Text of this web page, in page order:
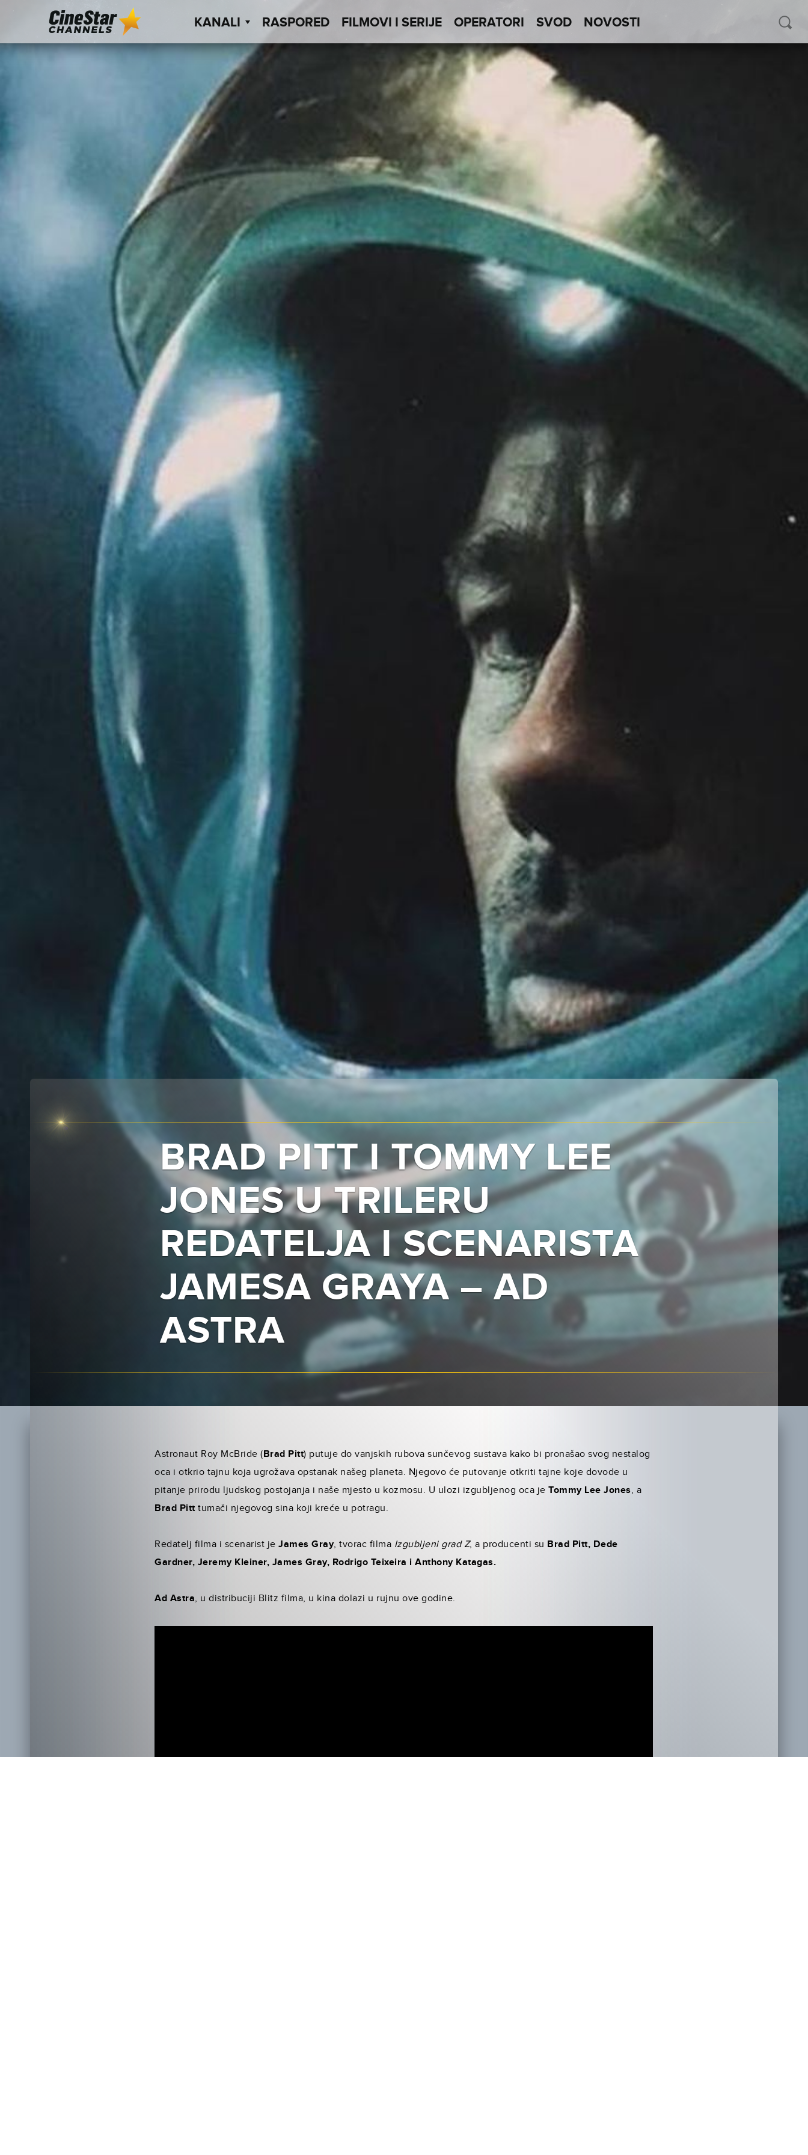
KANALI RASPORED FILMOVI I SERIJE OPERATORI SVOD NOVOSTI
BRAD PITT I TOMMY LEE
JONES U TRILERU
REDATELJA I SCENARISTA
JAMESA GRAYA – AD
ASTRA
Astronaut Roy McBride (Brad Pitt) putuje do vanjskih rubova sunčevog sustava kako bi pronašao svog nestalog
oca i otkrio tajnu koja ugrožava opstanak našeg planeta. Njegovo će putovanje otkriti tajne koje dovode u
pitanje prirodu ljudskog postojanja i naše mjesto u kozmosu. U ulozi izgubljenog oca jeTommy Lee Jones, a
Brad Pitttumači njegovog sina koji kreće u potragu.
Redatelj filma i scenarist jeJames Gray, tvorac filma Izgubljeni grad Z, a producenti su Brad Pitt, Dede
Gardner, Jeremy Kleiner, James Gray, Rodrigo Teixeira i Anthony Katagas.
Ad Astra, u distribuciji Blitz filma, u kina dolazi u rujnu ove godine.